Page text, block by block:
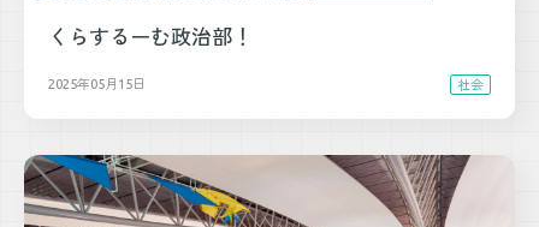
くらするーむ政治部！
2025年05月15日 社会